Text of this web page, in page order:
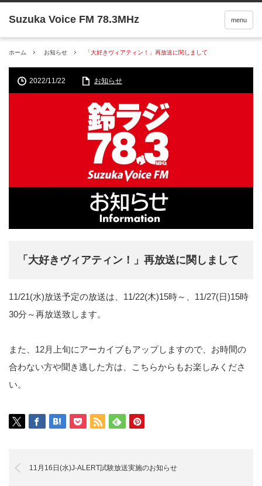
menu
ホーム お知らせ 「大好きヴィアティン！」再放送に関しまして
2022/11/22 お知らせ
「大好きヴィアティン！」再放送に関しまして
11/21(水)放送予定の放送は、11/22(木)15時～、11/27(日)15時
30分～再放送致します。
また、12月上旬にアーカイブもアップしますので、お時間の
合わない方や聞き逃した方は、こちらからもお楽しみくださ
い。
11月16日(水)J-ALERT試験放送実施のお知らせ